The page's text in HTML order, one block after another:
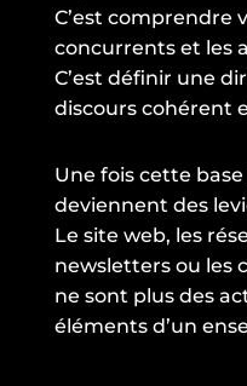
C’est comprendre
concurrents et les
C’est définir une
discours cohérent
Une fois cette
deviennent des
Le site web, les
newsletters ou les
ne sont plus des
éléments d’un